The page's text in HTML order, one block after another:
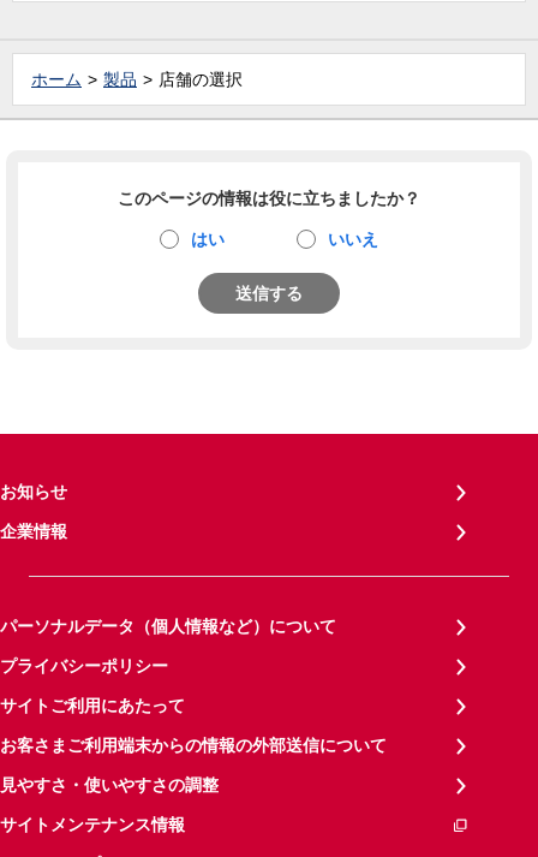
ホーム 製品 店舗の選択
このページの情報は役に立ちましたか？
はい いいえ
送信する
お知らせ
企業情報
パーソナルデータ（個人情報など）について
プライバシーポリシー
サイトご利用にあたって
お客さまご利用端末からの情報の外部送信について
見やすさ・使いやすさの調整
サイトメンテナンス情報